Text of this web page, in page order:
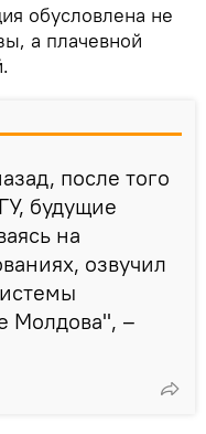
обусловлена не
а плачевной
после того
будущие
на
озвучил
Молдова", –